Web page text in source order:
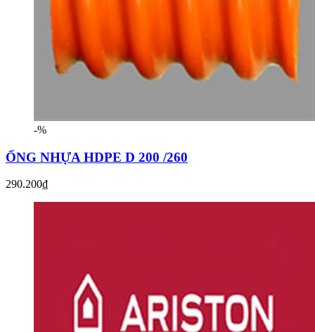
-%
ỐNG NHỰA HDPE D 200 /260
290.200₫